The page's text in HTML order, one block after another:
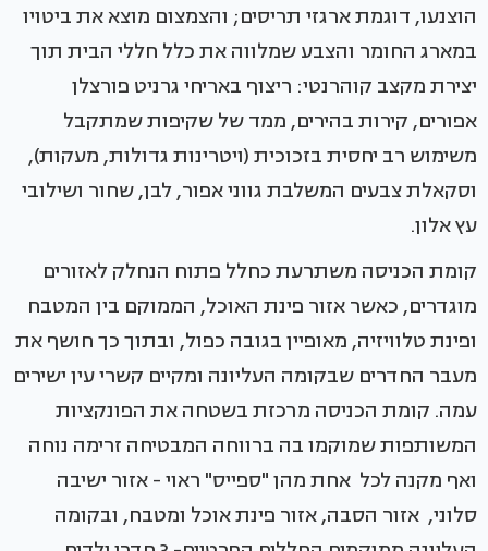
הוצנעו, דוגמת ארגזי תריסים; והצמצום מוצא את ביטויו
במארג החומר והצבע שמלווה את כלל חללי הבית תוך
יצירת מקצב קוהרנטי: ריצוף באריחי גרניט פורצלן
אפורים, קירות בהירים, ממד של שקיפות שמתקבל
משימוש רב יחסית בזכוכית (ויטרינות גדולות, מעקות),
וסקאלת צבעים המשלבת גווני אפור, לבן, שחור ושילובי
עץ אלון.
קומת הכניסה משתרעת כחלל פתוח הנחלק לאזורים
מוגדרים, כאשר אזור פינת האוכל, הממוקם בין המטבח
ופינת טלוויזיה, מאופיין בגובה כפול, ובתוך כך חושף את
מעבר החדרים שבקומה העליונה ומקיים קשרי עין ישירים
עמה. קומת הכניסה מרכזת בשטחה את הפונקציות
המשותפות שמוקמו בה ברווחה המבטיחה זרימה נוחה
ואף מקנה לכל אחת מהן "ספייס" ראוי - אזור ישיבה
סלוני, אזור הסבה, אזור פינת אוכל ומטבח, ובקומה